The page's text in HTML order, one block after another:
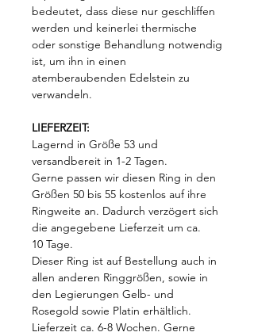
bedeutet, dass diese nur geschliffen
werden und keinerlei thermische
oder sonstige Behandlung notwendig
ist, um ihn in einen
atemberaubenden Edelstein zu
verwandeln.
LIEFERZEIT:
Lagernd in Größe 53 und
versandbereit in 1-2 Tagen.
Gerne passen wir diesen Ring in den
Größen 50 bis 55 kostenlos auf ihre
Ringweite an. Dadurch verzögert sich
die angegebene Lieferzeit um ca.
10 Tage.
Dieser Ring ist auf Bestellung auch in
allen anderen Ringgrößen, sowie in
den Legierungen Gelb- und
Rosegold sowie Platin erhältlich.
Lieferzeit ca. 6-8 Wochen. Gerne